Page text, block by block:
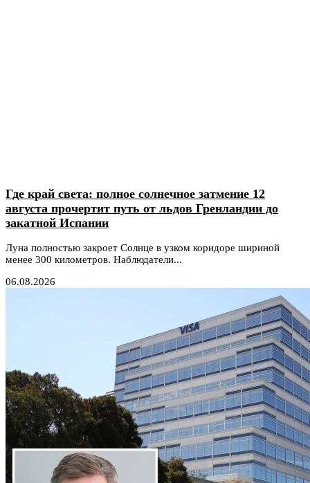
Где край света: полное солнечное затмение 12
августа прочертит путь от льдов Гренландии до
закатной Испании
Луна полностью закроет Солнце в узком коридоре шириной
менее 300 километров. Наблюдатели...
06.08.2026